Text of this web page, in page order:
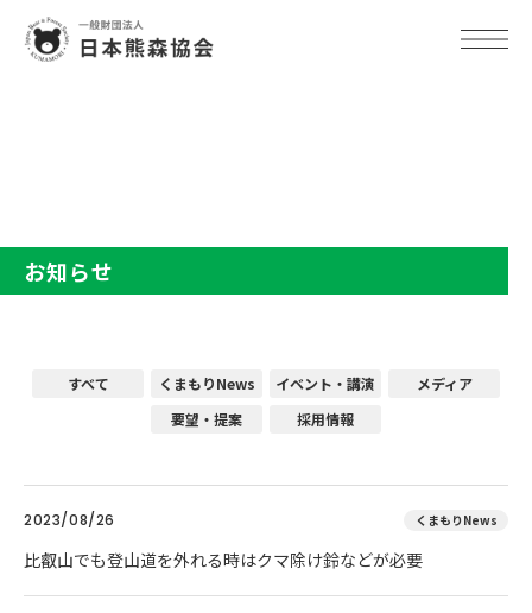
お知らせ
すべて くまもりNews イベント・講演
メディア
要望・提案
採用情報
2023/08/26 くまもりNews
比叡山でも登山道を外れる時はクマ除け鈴などが必要